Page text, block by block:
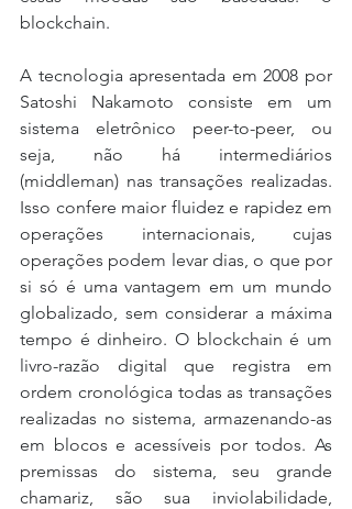
blockchain.
A tecnologia apresentada em 2008 por
Satoshi Nakamoto consiste em um
sistema eletrônico peer-to-peer, ou
seja, não há intermediários
(middleman) nas transações realizadas.
Isso confere maior fluidez e rapidez em
operações internacionais, cujas
operações podem levar dias, o que por
si só é uma vantagem em um mundo
globalizado, sem considerar a máxima
tempo é dinheiro. O blockchain é um
livro-razão digital que registra em
ordem cronológica todas as transações
realizadas no sistema, armazenando-as
em blocos e acessíveis por todos. As
premissas do sistema, seu grande
chamariz, são sua inviolabilidade,